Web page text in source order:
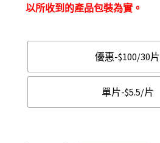
以所收到的產品包裝為實。
優惠-$100/30片
單片-$5.5/片